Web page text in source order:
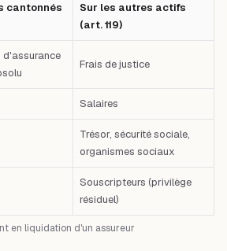
en liquidation d'un assureur
cantonnés
Sur les autres actifs
(art. 119)
Frais de justice
Salaires
Trésor, sécurité sociale,
organismes sociaux
Souscripteurs (privilège
résiduel)